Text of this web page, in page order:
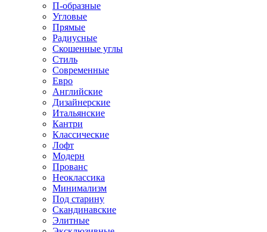
П-образные
Угловые
Прямые
Радиусные
Скошенные углы
Стиль
Современные
Евро
Английские
Дизайнерские
Итальянские
Кантри
Классические
Лофт
Модерн
Прованс
Неоклассика
Минимализм
Под старину
Скандинавские
Элитные